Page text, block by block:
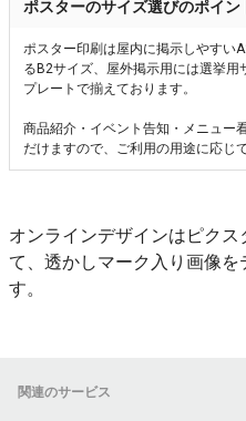
ポスターのサイズ選びのポイン
ポスター印刷は屋内に掲示しやすい
るB2サイズ、屋外掲示用には選挙
プレートで揃えております。
商品紹介・イベント告知・メニュー
だけますので、ご利用の用途に応じ
オンラインデザインはピク
て、透かしマーク入り画像
す。
関連のサービス